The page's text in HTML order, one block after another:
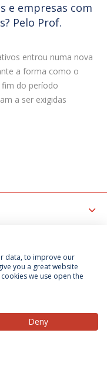
e empresas com
Pelo Prof.
entrou numa nova
a forma como o
do período
a ser exigidas
& Condições
Portuguesa
data, to improve our
you a great website
we use open the
Deny